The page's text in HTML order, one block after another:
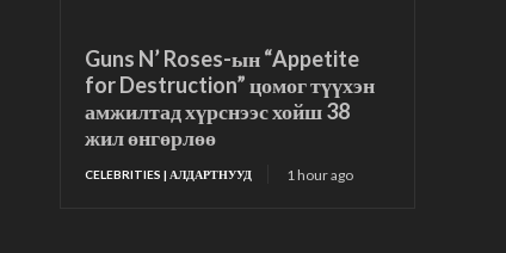
Guns N’ Roses-ын “Appetite
for Destruction” цомог түүхэн
амжилтад хүрснээс хойш 38
жил өнгөрлөө
CELEBRITIES | АЛДАРТНУУД 1 hour ago